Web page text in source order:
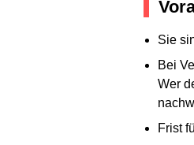
Sie
Bei
Wer
Frist